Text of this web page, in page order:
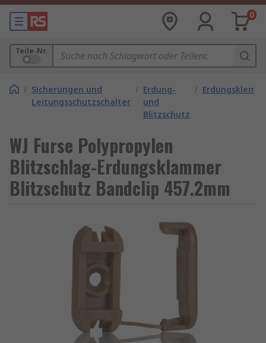
0
Teile-Nr.
/ Sicherungen und
Leitungsschutzschalter
/ Erdung-
und
Blitzschutz
/
WJ Furse Polypropylen
Blitzschlag-Erdungsklammer
Blitzschutz Bandclip 457.2mm